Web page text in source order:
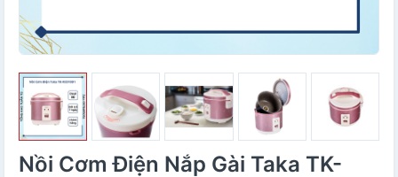
Nồi Cơm Điện Nắp Gài Taka TK-